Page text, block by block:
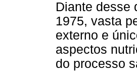
Diante desse
1975, vasta
externo e
aspectos
do processo